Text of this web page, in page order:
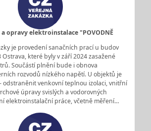
a opravy elektroinstalace "POVODNĚ
je provedení sanačních prací u budov
Ostrava, které byly v září 2024 zasažené
Součástí plnění bude i obnova
rozvodů nízkého napětí. U objektů je
odstraněnit venkovní teplnou izolaci, vnitřní
úpravy svislých a vodorovných
elektroinstalační práce, včetně měření…